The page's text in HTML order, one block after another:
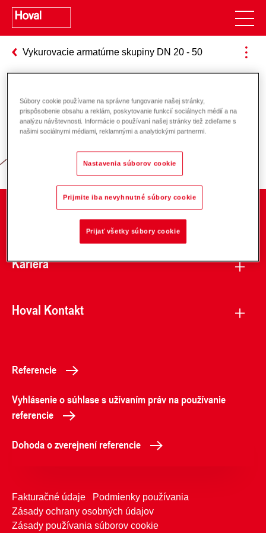
Vykurovacie armatúrne skupiny DN 20 - 50
Zodpovednosť za energiu a životné
prostredie
O spoločnosti
Kariéra
Hoval Kontakt
Referencie
Vyhlásenie o súhlase s užívaním práv na používanie
referencie
Dohoda o zverejnení referencie
Fakturačné údaje
Podmienky používania
Zásady ochrany osobných údajov
Zásady používania súborov cookie
Súbory cookie používame na správne fungovanie našej stránky,
prispôsobenie obsahu a reklám, poskytovanie funkcií sociálnych médií a na
analýzu návštevnosti. Informácie o používaní našej stránky tiež zdieľame s
našimi sociálnymi médiami, reklamnými a analytickými partnermi.
Nastavenia súborov cookie
Prijmite iba nevyhnutné súbory cookie
Prijať všetky súbory cookie